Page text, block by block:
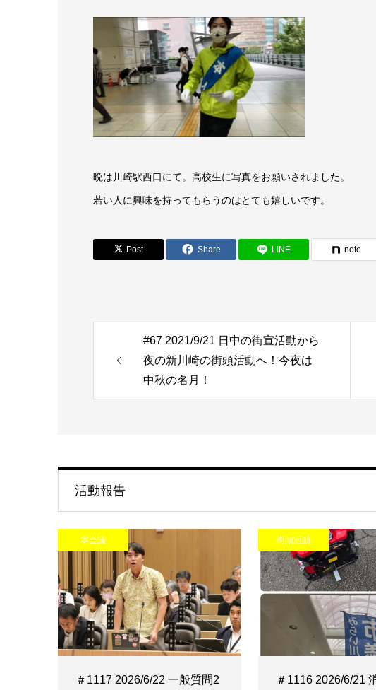
晩は川崎駅西口にて。高校生に写真をお願いされました。
若い人に興味を持ってもらうのはとても嬉しいです。
Post Share LINE note
#67 2021/9/21 日中の街宣活動から
夜の新川崎の街頭活動へ！今夜は
中秋の名月！
活動報告
本会議
＃1117 2026/6/22 一般質問2
街頭活動
＃1116 2026/6/21